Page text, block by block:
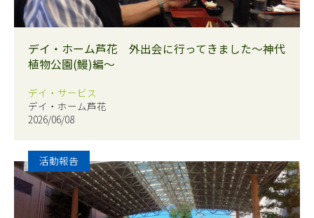
デイ・ホーム芦花 外出会に行ってきました～神代
植物公園(鰻)編～
デイ・サービス
デイ・ホーム芦花
2026/06/08
活動報告